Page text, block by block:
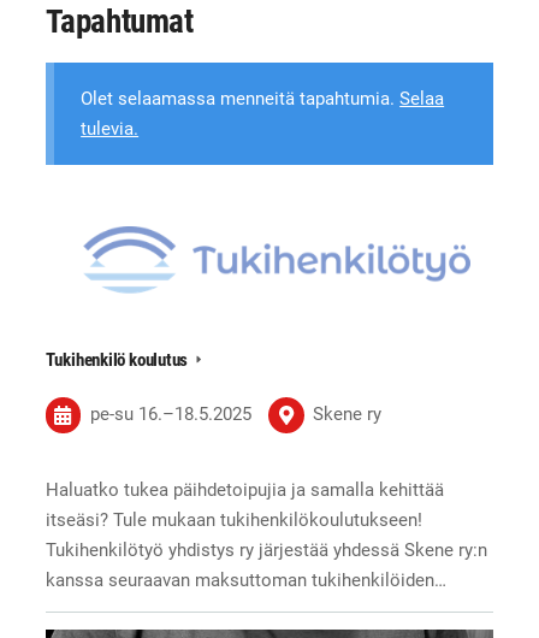
Tapahtumat
Olet selaamassa menneitä tapahtumia.Selaa
tulevia.
Tukihenkilö koulutus
pe-su 16.–18.5.2025 Skene ry
Haluatko tukea päihdetoipujia ja samalla kehittää
itseäsi? Tule mukaan tukihenkilökoulutukseen!
Tukihenkilötyö yhdistys ry järjestää yhdessä Skene ry:n
kanssa seuraavan maksuttoman tukihenkilöiden…